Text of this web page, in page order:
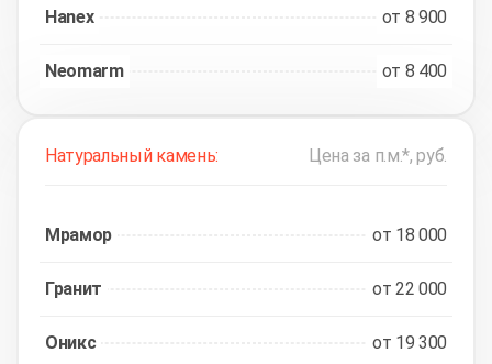
Hanex от 8 900
Neomarm от 8 400
Натуральный камень: Цена за п.м.*, руб.
Мрамор от 18 000
Гранит от 22 000
Оникс от 19 300